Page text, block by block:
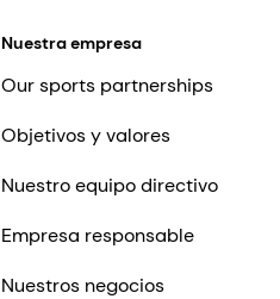
Nuestra empresa
Our sports partnerships
Objetivos y valores
Nuestro equipo directivo
Empresa responsable
Nuestros negocios